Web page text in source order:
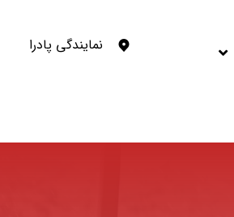
نمایندگی پادرا